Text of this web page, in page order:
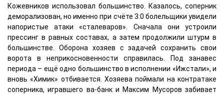
Кожевников использовал большинство. Казалось, соперник
деморализован, но именно при счёте 3:0 болельщики увидели
напористые атаки «сталеваров». Сначала они устроили
прессинг в равных составах, а затем продолжили штурм в
большинстве. Оборона хозяев с задачей сохранить свои
ворота в неприкосновенности справилась. Под занавес
периода – ещё одно большинство в исполнении «Ижстали», и
вновь «Химик» отбивается. Хозяева поймали на контратаке
соперника, игравшего ва-банк и Максим Мусоров забивает